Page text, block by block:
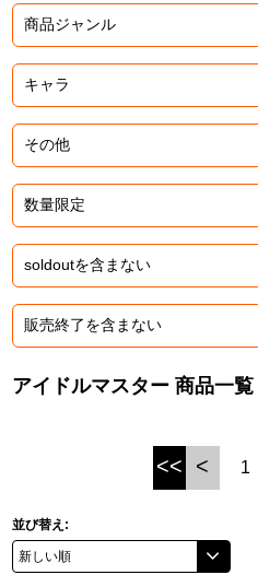
その他先行受付
プロジェクトアイマス ヴイアライヴ
テイルズ オブ シリーズ
電音部
鉄拳
太鼓の達人
ACE COMBAT
ナムコクラシック
ドラゴンボール
アイドルマスター 商品一覧
<< < 1
並び替え: